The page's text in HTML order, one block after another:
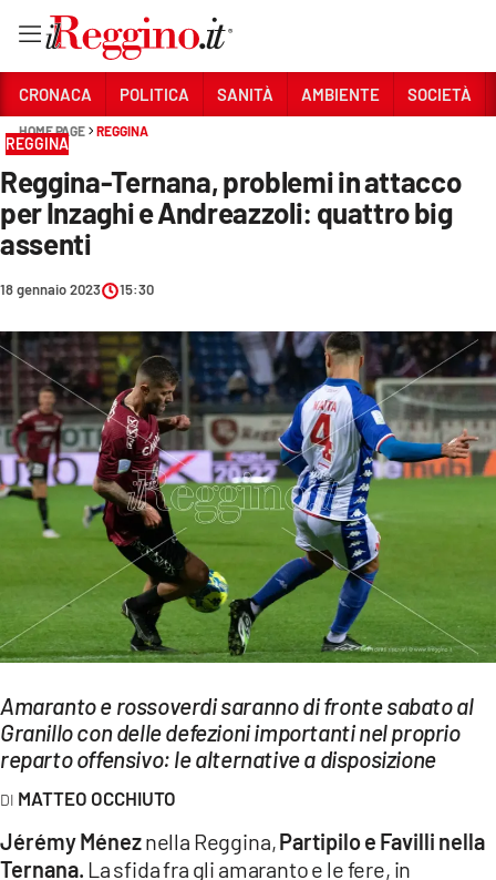
Sezioni
CRONACA
POLITICA
SANITÀ
AMBIENTE
SOCIETÀ
CULTURA
ECONOMIA E LAVORO
EVENTI
Streaming
LAC NETWORK
LAC ONAIR
LaC
Network
CRONACA POLITICA SANITÀ AMBIENTE SOCIETÀ
HOME PAGE REGGINA
REGGINA
Reggina-Ternana, problemi in attacco
per Inzaghi e Andreazzoli: quattro big
assenti
18 gennaio 2023 15:30
Amaranto e rossoverdi saranno di fronte sabato al
Granillo con delle defezioni importanti nel proprio
reparto offensivo: le alternative a disposizione
MATTEO OCCHIUTO
Jérémy Méneznella Reggina,Partipilo e Favilli nella
Ternana. La sfida fra gli amaranto e le fere, in